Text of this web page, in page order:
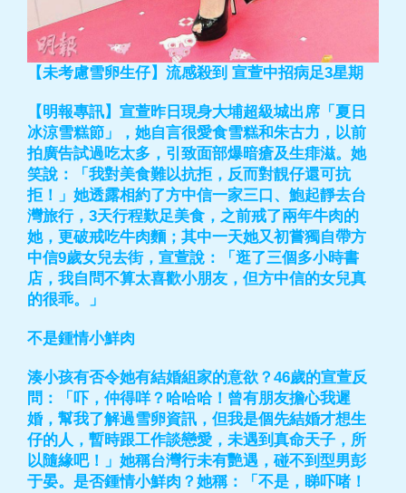
【未考慮雪卵生仔】流感殺到 宣萱中招病足3星期
【明報專訊】宣萱昨日現身大埔超級城出席「夏日
冰涼雪糕節」，她自言很愛食雪糕和朱古力，以前
拍廣告試過吃太多，引致面部爆暗瘡及生痱滋。她
笑說：「我對美食難以抗拒，反而對靚仔還可抗
拒！」她透露相約了方中信一家三口、鮑起靜去台
灣旅行，3天行程歎足美食，之前戒了兩年牛肉的
她，更破戒吃牛肉麵；其中一天她又初嘗獨自帶方
中信9歲女兒去街，宣萱說：「逛了三個多小時書
店，我自問不算太喜歡小朋友，但方中信的女兒真
的很乖。」
不是鍾情小鮮肉
湊小孩有否令她有結婚組家的意欲？46歲的宣萱反
問：「吓，仲得咩？哈哈哈！曾有朋友擔心我遲
婚，幫我了解過雪卵資訊，但我是個先結婚才想生
仔的人，暫時跟工作談戀愛，未遇到真命天子，所
以隨緣吧！」她稱台灣行未有艷遇，碰不到型男彭
于晏。是否鍾情小鮮肉？她稱：「不是，睇吓啫！